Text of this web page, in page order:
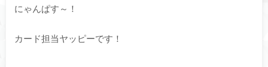
にゃんぱす～！
カード担当ヤッピーです！